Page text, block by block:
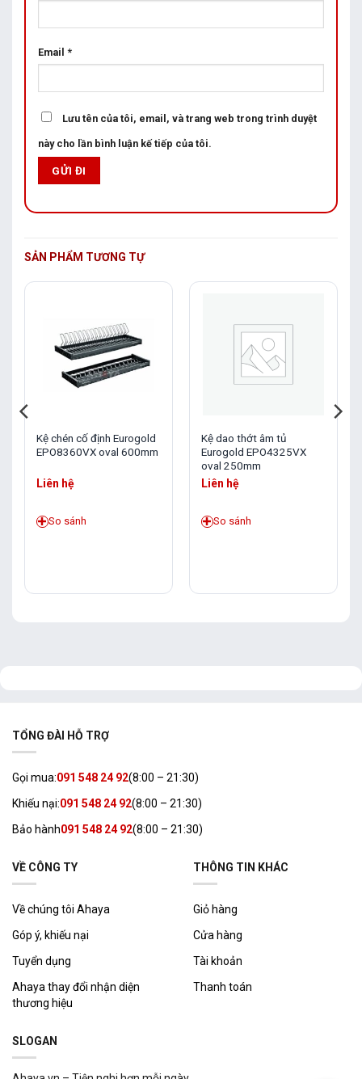
Email *
Lưu tên của tôi, email, và trang web trong trình duyệt
này cho lần bình luận kế tiếp của tôi.
SẢN PHẨM TƯƠNG TỰ
Kệ chén cố định Eurogold
EPO8360VX oval 600mm
Liên hệ
So sánh
Kệ dao thớt âm tủ
Eurogold EPO4325VX
oval 250mm
Liên hệ
So sánh
TỔNG ĐÀI HỖ TRỢ
Gọi mua:091 548 24 92(8:00 – 21:30)
Khiếu nại:091 548 24 92(8:00 – 21:30)
Bảo hành091 548 24 92(8:00 – 21:30)
VỀ CÔNG TY
Về chúng tôi Ahaya
Góp ý, khiếu nại
Tuyển dụng
Ahaya thay đổi nhận diện
thương hiệu
THÔNG TIN KHÁC
Giỏ hàng
Cửa hàng
Tài khoản
Thanh toán
SLOGAN